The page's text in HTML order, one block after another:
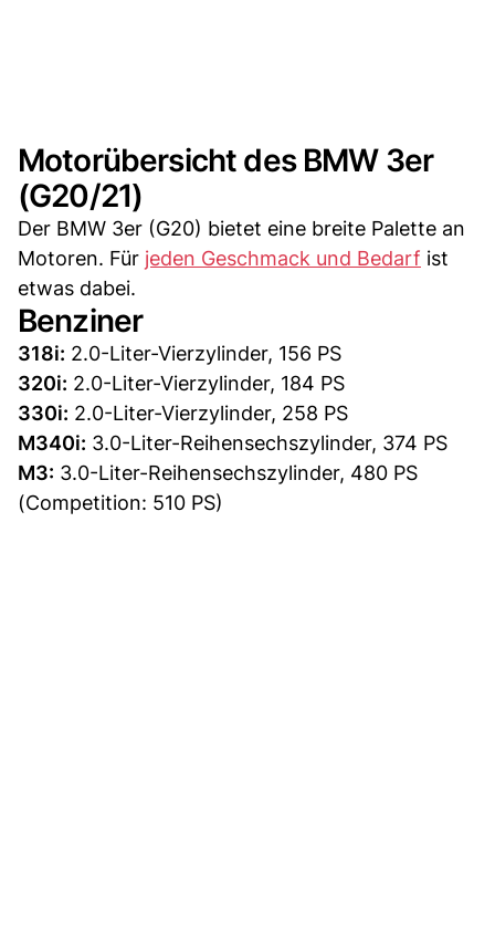
Motorübersicht des BMW 3er
(G20/21)
Der BMW 3er (G20) bietet eine breite Palette an
Motoren. Für jeden Geschmack und Bedarf ist
etwas dabei.
Benziner
318i: 2.0-Liter-Vierzylinder, 156 PS
320i: 2.0-Liter-Vierzylinder, 184 PS
330i: 2.0-Liter-Vierzylinder, 258 PS
M340i: 3.0-Liter-Reihensechszylinder, 374 PS
M3: 3.0-Liter-Reihensechszylinder, 480 PS
(Competition: 510 PS)